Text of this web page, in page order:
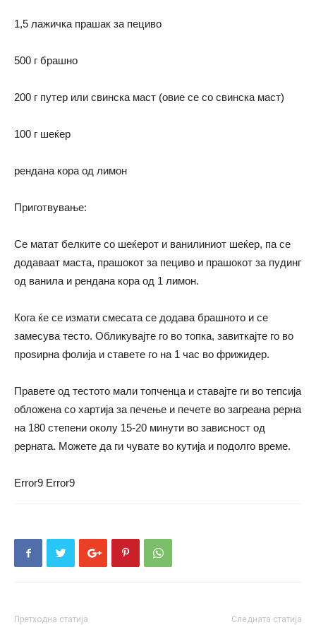
1,5 лажичка прашак за пециво
500 г брашно
200 г путер или свинска маст (овие се со свинска маст)
100 г шеќер
рендана кора од лимон
Приготвување:
Се матат белките со шеќерот и ванилиниот шеќер, па се
додаваат маста, прашокот за пециво и прашокот за пудинг
од ванила и рендана кора од 1 лимон.
Кога ќе се измати смесата се додава брашното и се
замесува тесто. Обликувајте го во топка, завиткајте го во
проѕирна фолија и ставете го на 1 час во фрижидер.
Правете од тестото мали топченца и ставајте ги во тепсија
обложена со хартија за печење и печете во загреана рерна
на 180 степени околу 15-20 минути во зависност од
рерната. Можете да ги чувате во кутија и подолго време.
Error9 Error9
Претходна статија Следната статија